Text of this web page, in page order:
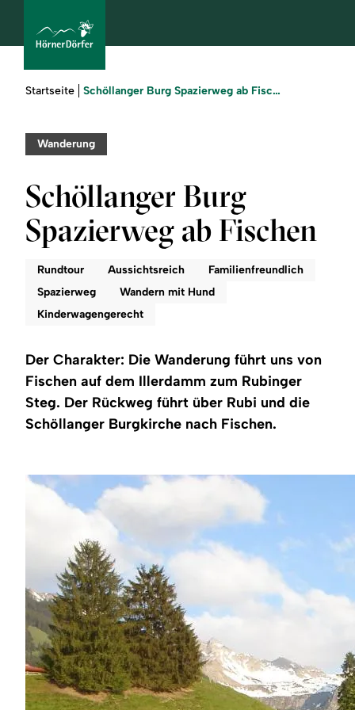
Urlaub
buchen
Sommer
Winter
Region
Service
Sie
Startseite Schöllanger Burg Spazierweg ab Fischen
Wanderung
Schöllanger Burg
Spazierweg ab Fischen
Rundtour Aussichtsreich
Familienfreundlich
Spazierweg
Wandern mit Hund
Kinderwagengerecht
Der Charakter: Die Wanderung führt uns von
Fischen auf dem Illerdamm zum Rubinger
Steg. Der Rückweg führt über Rubi und die
Schöllanger Burgkirche nach Fischen.